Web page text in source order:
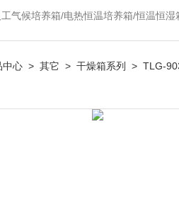
箱/电热恒温培养箱/恒温恒湿箱/光照培养箱/二氧化碳培养箱
中心 > 其它 > 干燥箱系列 > TLG-